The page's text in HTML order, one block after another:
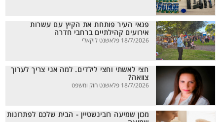
פנאי העיר פותחת את הקיץ עם עשרות
אירועים קהילתיים ברחבי חדרה
18/7/2026 פלאשנט לוקאלי
חצי לאשתי וחצי לילדים. למה אני צריך לערוך
צוואה?
18/7/2026 פלאשנט חוק ומשפט
מכון שמיעה רובינשטיין - הבית שלכם לפתרונות